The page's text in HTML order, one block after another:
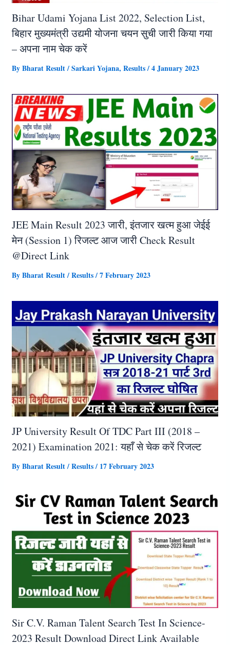
Bihar Udami Yojana List 2022, Selection List,
बिहार मुख्यमंत्री उद्यमी योजना चयन सुची जारी किया गया
– अपना नाम चेक करें
ByBharat Result/Sarkari Yojana, Results/4 January 2023
JEE Main Result 2023 जारी, इंतजार खत्म हुआ जेईई
मेन (Session 1) रिजल्ट आज जारी Check Result
@Direct Link
ByBharat Result/Results/7 February 2023
JP University Result Of TDC Part III (2018 –
2021) Examination 2021: यहाँ से चेक करें रिजल्ट
ByBharat Result/Results/ 17 February 2023
Sir C.V. Raman Talent Search Test In Science-
2023 Result Download Direct Link Available